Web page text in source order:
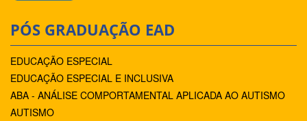
PÓS GRADUAÇÃO EAD
EDUCAÇÃO ESPECIAL
EDUCAÇÃO ESPECIAL E INCLUSIVA
ABA - ANÁLISE COMPORTAMENTAL APLICADA AO AUTISMO
AUTISMO